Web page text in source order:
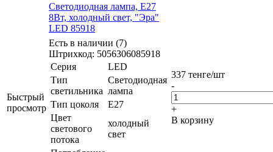
Быстрый
просмотр
Светодиодная лампа, E27
8Вт, холодный свет, "Эра"
LED 85918
Есть в наличии (7)
Штрихкод: 5056306085918
Серия
LED
Тип
светильника
Светодиодная
лампа
Тип цоколя
E27
Цвет
светового
потока
холодный
свет
337 тенге/шт
-
+
В корзину